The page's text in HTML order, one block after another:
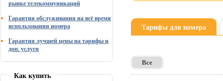
рынке телекоммуникаций
Гарантия обслуживания на всё время
использования номера
Гарантия лучшей цены на тарифы и
доп. услуги
Как купить
Тарифы для номера
Все